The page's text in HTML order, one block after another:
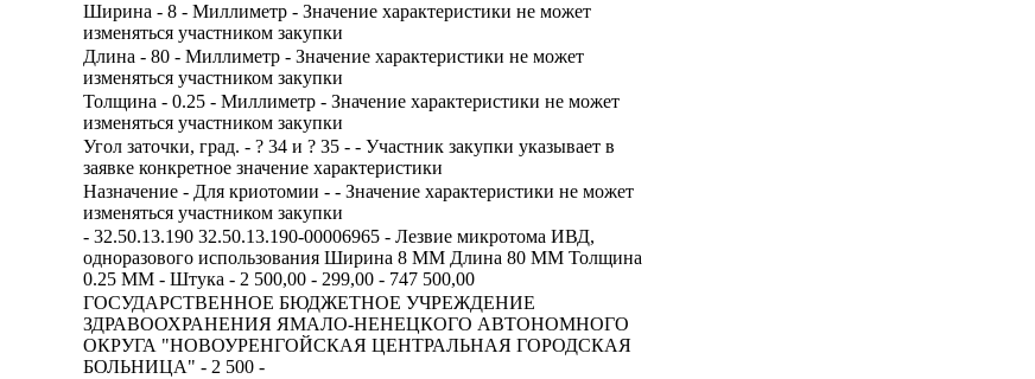
Ширина - 8 - Миллиметр - Значение характеристики не может
изменяться участником закупки
Длина - 80 - Миллиметр - Значение характеристики не может
изменяться участником закупки
Толщина - 0.25 - Миллиметр - Значение характеристики не может
изменяться участником закупки
Угол заточки, град. - ? 34 и ? 35 - - Участник закупки указывает в
заявке конкретное значение характеристики
Назначение - Для криотомии - - Значение характеристики не может
изменяться участником закупки
- 32.50.13.190 32.50.13.190-00006965 - Лезвие микротома ИВД,
одноразового использования Ширина 8 ММ Длина 80 ММ Толщина
0.25 ММ - Штука - 2 500,00 - 299,00 - 747 500,00
ГОСУДАРСТВЕННОЕ БЮДЖЕТНОЕ УЧРЕЖДЕНИЕ
ЗДРАВООХРАНЕНИЯ ЯМАЛО-НЕНЕЦКОГО АВТОНОМНОГО
ОКРУГА "НОВОУРЕНГОЙСКАЯ ЦЕНТРАЛЬНАЯ ГОРОДСКАЯ
БОЛЬНИЦА" - 2 500 -